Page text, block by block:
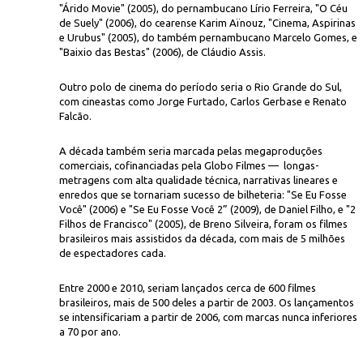
"Árido Movie" (2005), do pernambucano Lírio Ferreira, "O Céu
de Suely" (2006), do cearense Karim Aïnouz, "Cinema, Aspirinas
e Urubus" (2005), do também pernambucano Marcelo Gomes, e
"Baixio das Bestas" (2006), de Cláudio Assis.
Outro polo de cinema do período seria o Rio Grande do Sul,
com cineastas como Jorge Furtado, Carlos Gerbase e Renato
Falcão.
A década também seria marcada pelas megaproduções
comerciais, cofinanciadas pela Globo Filmes — longas-
metragens com alta qualidade técnica, narrativas lineares e
enredos que se tornariam sucesso de bilheteria: "Se Eu Fosse
Você" (2006) e "Se Eu Fosse Você 2” (2009), de Daniel Filho, e "2
Filhos de Francisco" (2005), de Breno Silveira, foram os filmes
brasileiros mais assistidos da década, com mais de 5 milhões
de espectadores cada.
Entre 2000 e 2010, seriam lançados cerca de 600 filmes
brasileiros, mais de 500 deles a partir de 2003. Os lançamentos
se intensificariam a partir de 2006, com marcas nunca inferiores
a 70 por ano.